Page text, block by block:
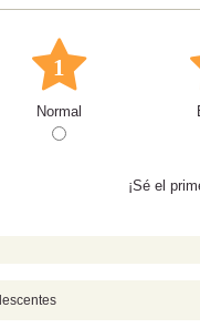
1
Normal
¡Sé el